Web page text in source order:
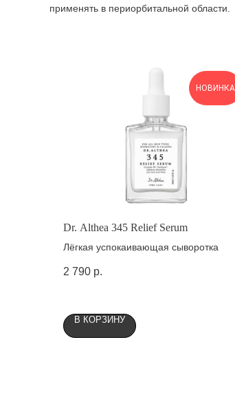
применять в периорбитальной области.
НОВИНКА
Dr. Althea 345 Relief Serum
Лёгкая успокаивающая сыворотка
2 790 р.
В КОРЗИНУ